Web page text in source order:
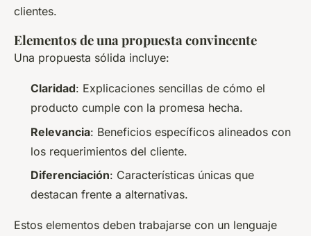
clientes.
Elementos de una propuesta convincente
Una propuesta sólida incluye:
Claridad: Explicaciones sencillas de cómo el
producto cumple con la promesa hecha.
Relevancia: Beneficios específicos alineados con
los requerimientos del cliente.
Diferenciación: Características únicas que
destacan frente a alternativas.
Estos elementos deben trabajarse con un lenguaje